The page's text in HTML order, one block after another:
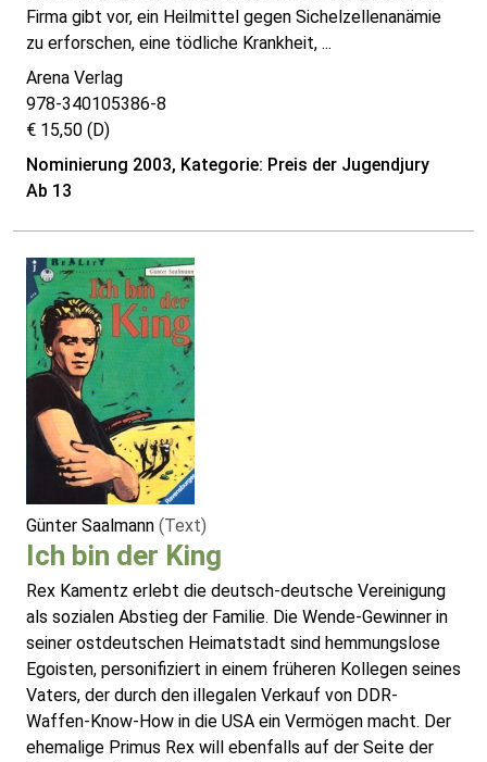
Firma gibt vor, ein Heilmittel gegen Sichelzellenanämie
zu erforschen, eine tödliche Krankheit, ...
Arena Verlag
978-340105386-8
€ 15,50 (D)
Nominierung 2003, Kategorie: Preis der Jugendjury
Ab 13
Günter Saalmann (Text)
Ich bin der King
Rex Kamentz erlebt die deutsch-deutsche Vereinigung
als sozialen Abstieg der Familie. Die Wende-Gewinner in
seiner ostdeutschen Heimatstadt sind hemmungslose
Egoisten, personifiziert in einem früheren Kollegen seines
Vaters, der durch den illegalen Verkauf von DDR-
Waffen-Know-How in die USA ein Vermögen macht. Der
ehemalige Primus Rex will ebenfalls auf der Seite der